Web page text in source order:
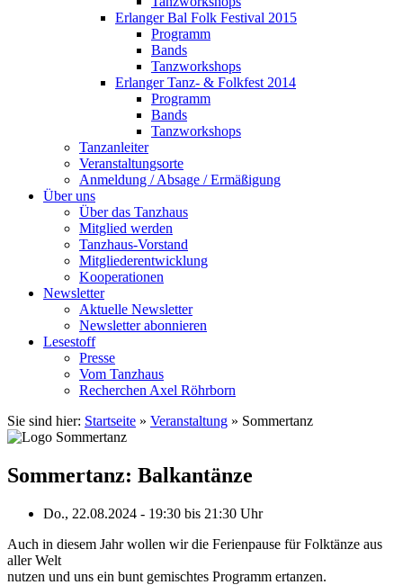
Erlanger Bal Folk Festival 2015
Programm
Bands
Tanzworkshops
Erlanger Tanz- & Folkfest 2014
Programm
Bands
Tanzworkshops
Tanzanleiter
Veranstaltungsorte
Anmeldung / Absage / Ermäßigung
Über uns
Über das Tanzhaus
Mitglied werden
Tanzhaus-Vorstand
Mitgliederentwicklung
Kooperationen
Newsletter
Aktuelle Newsletter
Newsletter abonnieren
Lesestoff
Presse
Vom Tanzhaus
Recherchen Axel Röhrborn
Sie sind hier: Startseite » Veranstaltung » Sommertanz
Sommertanz: Balkantänze
Do., 22.08.2024 - 19:30 bis 21:30 Uhr
Auch in diesem Jahr wollen wir die Ferienpause für Folktänze aus
aller Welt
nutzen und uns ein bunt gemischtes Programm ertanzen.